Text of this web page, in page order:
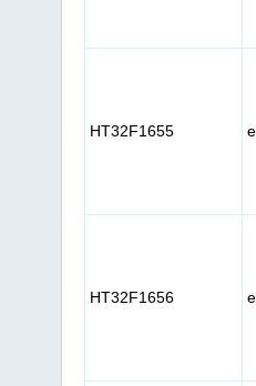
HT32F1655
HT32F1656